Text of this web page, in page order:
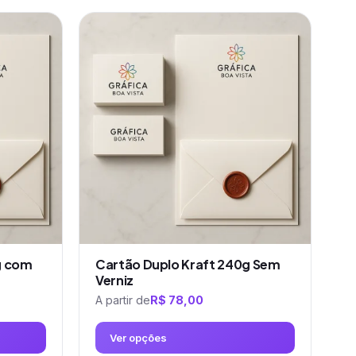
produto
variantes.
As
podem
ser
do
produto
com
Cartão Duplo Kraft 240g Sem
Verniz
A partir deR$ 78,00
Ver opções